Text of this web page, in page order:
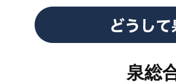
泉総